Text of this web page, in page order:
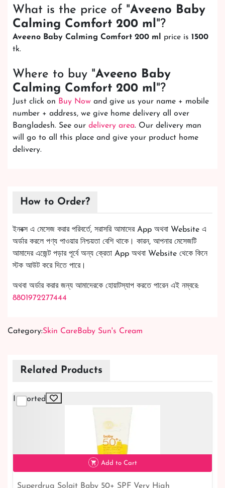
What is the price of "Aveeno Baby
Calming Comfort 200 ml "?
Aveeno Baby Calming Comfort 200 ml price is 1500
tk.
Where to buy "Aveeno Baby
Calming Comfort 200 ml "?
Just click on Buy Now and give us your name + mobile
number + address, we give home delivery all over
Bangladesh. See our delivery area. Our delivery man
will go to all this place and give your product home
delivery.
How to Order?
ইনবক্স এ মেসেজ করার পরিবর্তে, সরাসরি আমাদের App অথবা Website এ
অর্ডার করলে পণ্য পাওয়ার নিশ্চয়তা বেশি থাকে। কারন, আপনার মেসেজটি
আমাদের এজেন্ট পড়ার পূর্বে অন্য ক্রেতা App অথবা Website থেকে কিনে
স্টক আউট করে দিতে পারে।
অথবা অর্ডার করার জন্য আমাদেরকে হোয়াটস্যাপ করতে পারেন এই নম্বরে:
8801972277444
Category:Skin CareBaby Sun's Cream
Related Products
Imported
Add to Cart
Superdrug Solait Baby 50+ SPF Very High